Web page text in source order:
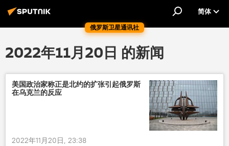
俄罗斯卫星通讯社
简体
2022年11月20日 的新闻
美国政治家称正是北约的扩张引起俄罗斯
在乌克兰的反应
2022年11月20日, 23:38